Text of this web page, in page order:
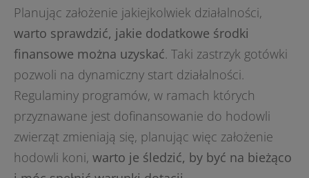
Planując założenie jakiejkolwiek działalności,
warto sprawdzić, jakie dodatkowe środki
finansowe można uzyskać. Taki zastrzyk gotówki
pozwoli na dynamiczny start działalności.
Regulaminy programów, w ramach których
przyznawane jest dofinansowanie do hodowli
zwierząt zmieniają się, planując więc założenie
hodowli koni, warto je śledzić, by być na bieżąco